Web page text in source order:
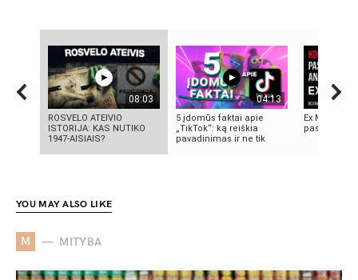
08:03
ROSVELO ATEIVIO
ISTORIJA: KAS NUTIKO
1947-AISIAIS?
04:13
5 įdomūs faktai apie
„TikTok“: ką reiškia
pavadinimas ir ne tik
Ex
pasirinkimo
YOU MAY ALSO LIKE
M MITYBA